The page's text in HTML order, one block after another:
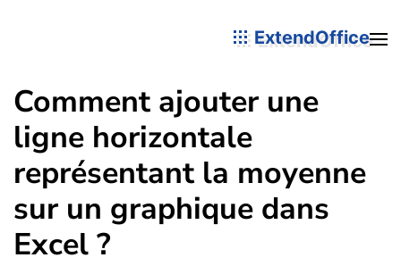
ExtendOffice
Comment ajouter une
ligne horizontale
représentant la moyenne
sur un graphique dans
Excel ?